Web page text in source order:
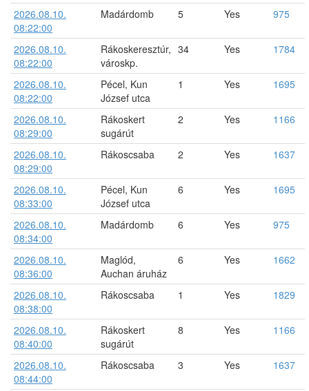
2026.08.10.
08:22:00
Madárdomb 5 Yes 975
2026.08.10.
08:22:00
Rákoskeresztúr,
városkp.
34 Yes 1784
2026.08.10.
08:22:00
Pécel, Kun
József utca
1 Yes 1695
2026.08.10.
08:29:00
Rákoskert
sugárút
2 Yes 1166
2026.08.10.
08:29:00
Rákoscsaba 2 Yes 1637
2026.08.10.
08:33:00
Pécel, Kun
József utca
6 Yes 1695
2026.08.10.
08:34:00
Madárdomb 6 Yes 975
2026.08.10.
08:36:00
Maglód,
Auchan áruház
6 Yes 1662
2026.08.10.
08:38:00
Rákoscsaba 1 Yes 1829
2026.08.10.
08:40:00
Rákoskert
sugárút
8 Yes 1166
2026.08.10.
08:44:00
Rákoscsaba 3 Yes 1637